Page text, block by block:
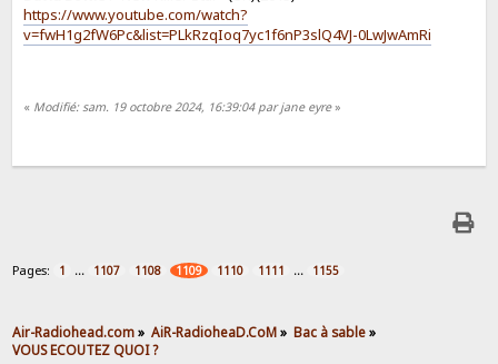
https://www.youtube.com/watch?
v=fwH1g2fW6Pc&list=PLkRzqIoq7yc1f6nP3slQ4VJ-0LwJwAmRi
« Modifié: sam. 19 octobre 2024, 16:39:04 par jane eyre»
Pages: 1 ... 1107 1108 1109 1110 1111 ... 1155
Air-Radiohead.com» AiR-RadioheaD.CoM» Bac à sable»
VOUS ECOUTEZ QUOI ?